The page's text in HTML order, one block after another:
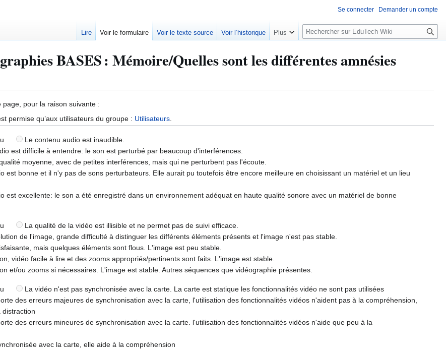
BASES : Mémoire/Quelles sont les différentes amnésies
page, pour la raison suivante :
permise qu’aux utilisateurs du groupe : Utilisateurs.
Le contenu audio est inaudible.
est difficile à entendre: le son est perturbé par beaucoup d'interférences.
moyenne, avec de petites interférences, mais qui ne perturbent pas l'écoute.
est bonne et il n'y pas de sons perturbateurs. Elle aurait pu toutefois être encore meilleure en choisissant un matériel et un lieu
est excellente: le son a été enregistré dans un environnement adéquat en haute qualité sonore avec un matériel de bonne
La qualité de la vidéo est illisible et ne permet pas de suivi efficace.
de l'image, grande difficulté à distinguer les différents éléments présents et l'image n'est pas stable.
mais quelques éléments sont flous. L'image est peu stable.
vidéo facile à lire et des zooms appropriés/pertinents sont faits. L'image est stable.
et/ou zooms si nécessaires. L'image est stable. Autres séquences que vidéographie présentes.
La vidéo n'est pas synchronisée avec la carte. La carte est statique les fonctionnalités vidéo ne sont pas utilisées
des erreurs majeures de synchronisation avec la carte, l'utilisation des fonctionnalités vidéos n'aident pas à la compréhension,
distraction
des erreurs mineures de synchronisation avec la carte. l'utilisation des fonctionnalités vidéos n'aide que peu à la
avec la carte, elle aide à la compréhension
Se connecter Demander un compte
Lire Voir le formulaire Voir le texte source Voir l’historique Plus
R
e
h